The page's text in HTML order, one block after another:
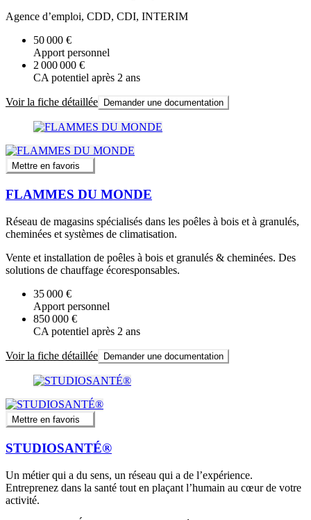
Agence d’emploi, CDD, CDI, INTERIM
50 000 €
Apport personnel
2 000 000 €
CA potentiel après 2 ans
Voir la fiche détaillée Demander une documentation
Mettre en favoris
FLAMMES DU MONDE
Réseau de magasins spécialisés dans les poêles à bois et à granulés,
cheminées et systèmes de climatisation.
Vente et installation de poêles à bois et granulés & cheminées. Des
solutions de chauffage écoresponsables.
35 000 €
Apport personnel
850 000 €
CA potentiel après 2 ans
Voir la fiche détaillée Demander une documentation
Mettre en favoris
STUDIOSANTÉ®
Un métier qui a du sens, un réseau qui a de l’expérience.
Entreprenez dans la santé tout en plaçant l’humain au cœur de votre
activité.